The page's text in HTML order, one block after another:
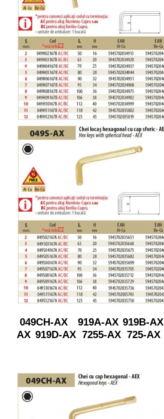
049CH-AX 919A-AX919B-AX
AX 919D-AX 7255-AX 725-AX